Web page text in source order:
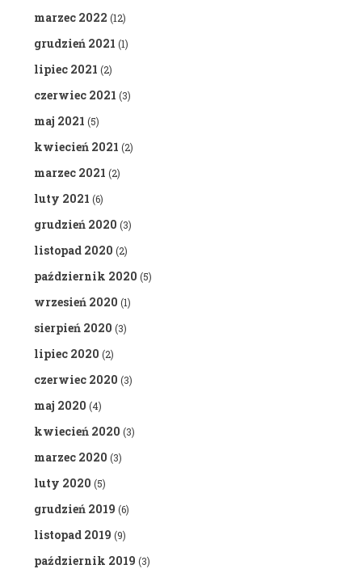
marzec 2022 (12)
grudzień 2021 (1)
lipiec 2021 (2)
czerwiec 2021 (3)
maj 2021 (5)
kwiecień 2021 (2)
marzec 2021 (2)
luty 2021 (6)
grudzień 2020 (3)
listopad 2020 (2)
październik 2020 (5)
wrzesień 2020 (1)
sierpień 2020 (3)
lipiec 2020 (2)
czerwiec 2020 (3)
maj 2020 (4)
kwiecień 2020 (3)
marzec 2020 (3)
luty 2020 (5)
grudzień 2019 (6)
listopad 2019 (9)
październik 2019 (3)